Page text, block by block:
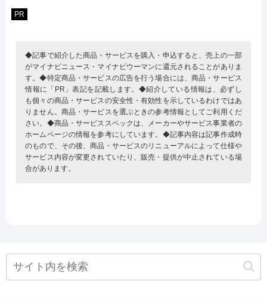
PR
◆記事で紹介した商品・サービスを購入・申込すると、売上の一部
がマイナビニュース・マイナビウーマンに還元されることがありま
す。◆特定商品・サービスの広告を行う場合には、商品・サービス
情報に「PR」表記を記載します。◆紹介している情報は、必ずし
も個々の商品・サービスの安全性・有効性を示しているわけではあ
りません。商品・サービスを選ぶときの参考情報としてご利用くだ
さい。◆商品・サービススペックは、メーカーやサービス事業者の
ホームページの情報を参考にしています。◆記事内容は記事作成時
のもので、その後、商品・サービスのリニューアルによって仕様や
サービス内容が変更されていたり、販売・提供が中止されている場
合があります。